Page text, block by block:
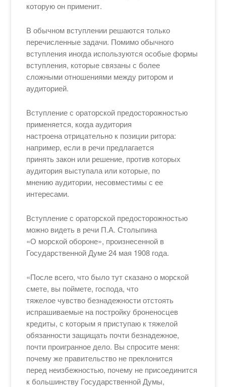
которую он применит.
В обычном вступлении решаются только
перечисленные задачи. Помимо обычного
вступления иногда используются особые формы
вступления, которые связаны с более
сложными отношениями между ритором и
аудиторией.
Вступление с ораторской предосторожностью
применяется, когда аудитория
настроена отрицательно к позиции ритора:
например, если в речи предлагается
принять закон или решение, против которых
аудитория выступала или которые, по
мнению аудитории, несовместимы с ее
интересами.
Вступление с ораторской предосторожностью
можно видеть в речи П.А. Столыпина
«О морской обороне», произнесенной в
Государственной Думе 24 мая 1908 года.
«После всего, что было тут сказано о морской
смете, вы поймете, господа, что
тяжелое чувство безнадежности отстоять
испрашиваемые на постройку броненосцев
кредиты, с которым я приступаю к тяжелой
обязанности защищать почти безнадежное,
почти проигранное дело. Вы спросите меня:
почему же правительство не преклонится
перед неизбежностью, почему не присоединится
к большинству Государственной Думы,